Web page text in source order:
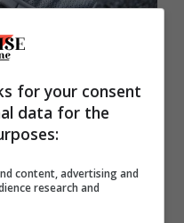
rivista Campaign
più significativo
era stata
negli
for your consent
data for the
content, advertising and
research and